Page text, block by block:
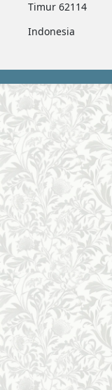
Timur 62114
Indonesia